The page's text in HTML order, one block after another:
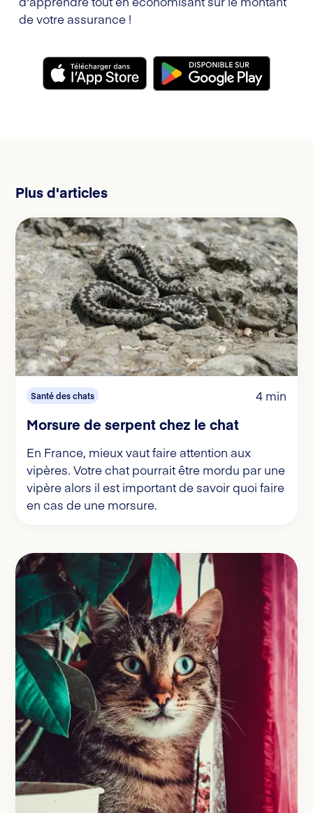
de votre assurance !
Plus d'articles
Santé des chats 4 min
Morsure de serpent chez le chat
En France, mieux vaut faire attention aux
vipères. Votre chat pourrait être mordu par une
vipère alors il est important de savoir quoi faire
en cas de une morsure.